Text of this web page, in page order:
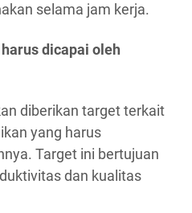
selama jam kerja.
dicapai oleh
diberikan target terkait
yang harus
Target ini bertujuan
dan kualitas